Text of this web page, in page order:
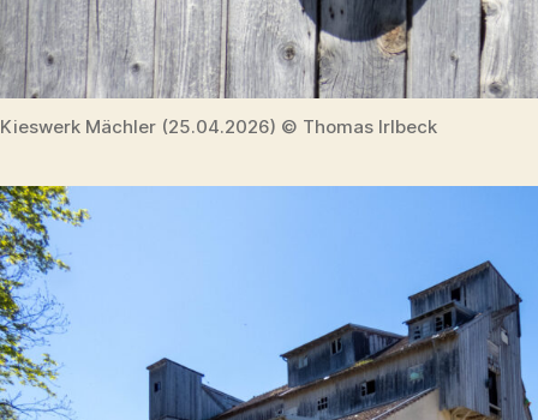
Kieswerk Mächler (25.04.2026) © Thomas Irlbeck